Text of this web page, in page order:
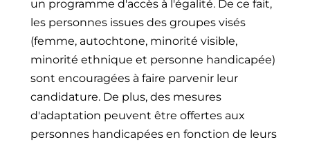
un programme d'accès à l'égalité. De ce fait,
les personnes issues des groupes visés
(femme, autochtone, minorité visible,
minorité ethnique et personne handicapée)
sont encouragées à faire parvenir leur
candidature. De plus, des mesures
d'adaptation peuvent être offertes aux
personnes handicapées en fonction de leurs